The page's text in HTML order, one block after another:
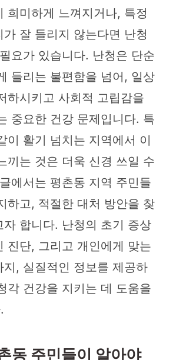
희미하게 느껴지거나, 특정
잘 들리지 않는다면 난청
요가 있습니다. 난청은 단순
들리는 불편함을 넘어, 일상
하시키고 사회적 고립감을
중요한 건강 문제입니다. 특
이 활기 넘치는 지역에서 이
끼는 것은 더욱 신경 쓰일 수
에서는 평촌동 지역 주민들
하고, 적절한 대처 방안을 찾
자 합니다. 난청의 초기 증상
진단, 그리고 개인에게 맞는
지, 실질적인 정보를 제공하
각 건강을 지키는 데 도움을
동 주민들이 알아야